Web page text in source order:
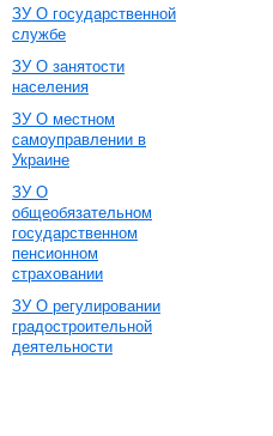
ЗУ О государственной
службе
ЗУ О занятости
населения
ЗУ О местном
самоуправлении в
Украине
ЗУ О
общеобязательном
государственном
пенсионном
страховании
ЗУ О регулировании
градостроительной
деятельности